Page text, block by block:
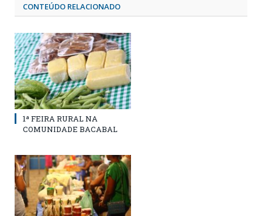
CONTEÚDO RELACIONADO
1ª FEIRA RURAL NA
COMUNIDADE BACABAL